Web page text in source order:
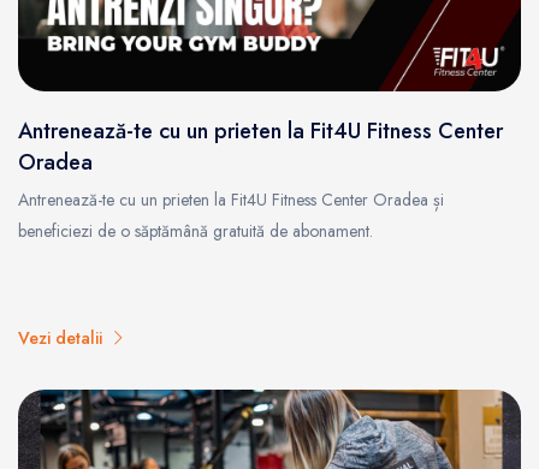
Antrenează-te cu un prieten la Fit4U Fitness Center
Oradea
Antrenează-te cu un prieten la Fit4U Fitness Center Oradea și
beneficiezi de o săptămână gratuită de abonament.
Vezi detalii